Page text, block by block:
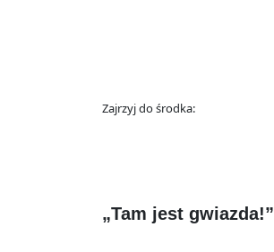
Zajrzyj do środka:
„Tam jest gwiazda!”